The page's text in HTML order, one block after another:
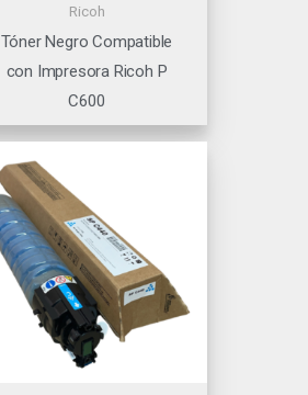
Ricoh
Tóner Negro Compatible
con Impresora Ricoh P
C600